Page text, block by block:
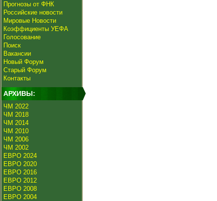
Прогнозы от ФНК
Российские новости
Мировые Новости
Коэффициенты УЕФА
Голосование
Поиск
Вакансии
Новый Форум
Старый Форум
Контакты
АРХИВЫ:
ЧМ 2022
ЧМ 2018
ЧМ 2014
ЧМ 2010
ЧМ 2006
ЧМ 2002
ЕВРО 2024
ЕВРО 2020
ЕВРО 2016
ЕВРО 2012
ЕВРО 2008
ЕВРО 2004